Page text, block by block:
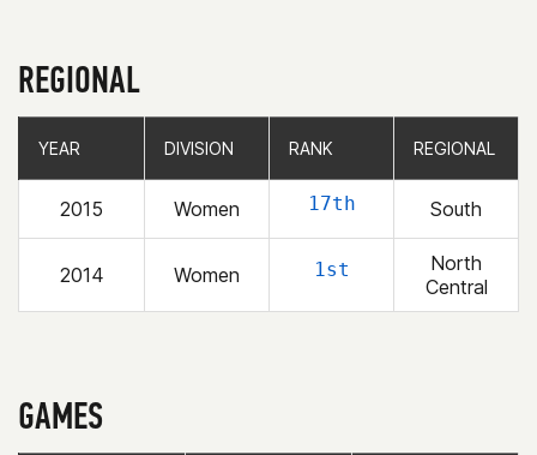
REGIONAL
YEAR DIVISION RANK REGIONAL
2015 Women 17th South
2014 Women 1st
North
Central
YEAR DIVISION RANK REGIONAL
GAMES